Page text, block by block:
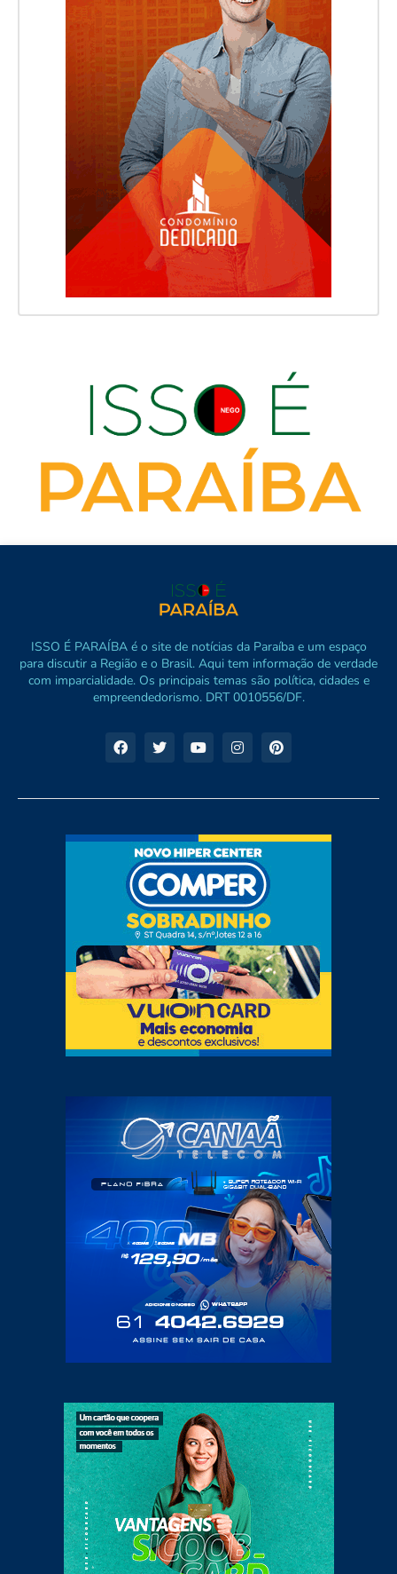
ISSO É PARAÍBA é o site de notícias da Paraíba e um espaço
para discutir a Região e o Brasil. Aqui tem informação de verdade
com imparcialidade. Os principais temas são política, cidades e
empreendedorismo. DRT 0010556/DF.